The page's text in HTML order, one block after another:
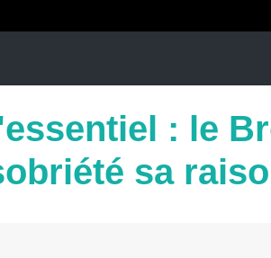
: le
sa